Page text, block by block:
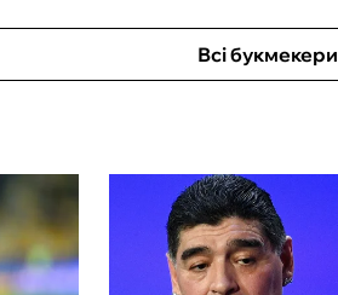
Всі букмекери